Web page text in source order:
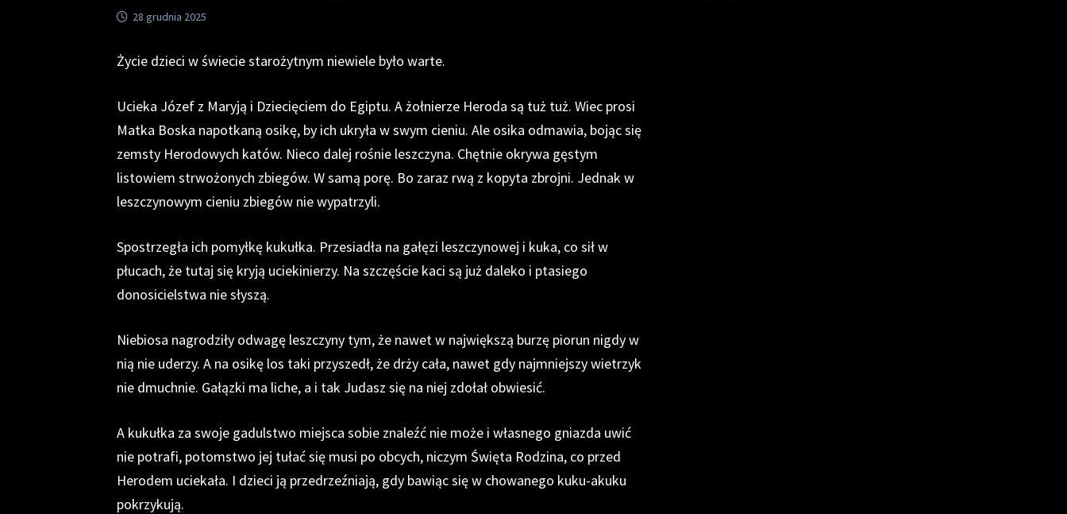
28 grudnia 2025
Życie dzieci w świecie starożytnym niewiele było warte.
Ucieka Józef z Maryją i Dziecięciem do Egiptu. A żołnierze Heroda są tuż tuż. Wiec prosi
Matka Boska napotkaną osikę, by ich ukryła w swym cieniu. Ale osika odmawia, bojąc się
zemsty Herodowych katów. Nieco dalej rośnie leszczyna. Chętnie okrywa gęstym
listowiem strwożonych zbiegów. W samą porę. Bo zaraz rwą z kopyta zbrojni. Jednak w
leszczynowym cieniu zbiegów nie wypatrzyli.
Spostrzegła ich pomyłkę kukułka. Przesiadła na gałęzi leszczynowej i kuka, co sił w
płucach, że tutaj się kryją uciekinierzy. Na szczęście kaci są już daleko i ptasiego
donosicielstwa nie słyszą.
Niebiosa nagrodziły odwagę leszczyny tym, że nawet w największą burzę piorun nigdy w
nią nie uderzy. A na osikę los taki przyszedł, że drży cała, nawet gdy najmniejszy wietrzyk
nie dmuchnie. Gałązki ma liche, a i tak Judasz się na niej zdołał obwiesić.
A kukułka za swoje gadulstwo miejsca sobie znaleźć nie może i własnego gniazda uwić
nie potrafi, potomstwo jej tułać się musi po obcych, niczym Święta Rodzina, co przed
Herodem uciekała. I dzieci ją przedrzeźniają, gdy bawiąc się w chowanego kuku-akuku
pokrzykują.